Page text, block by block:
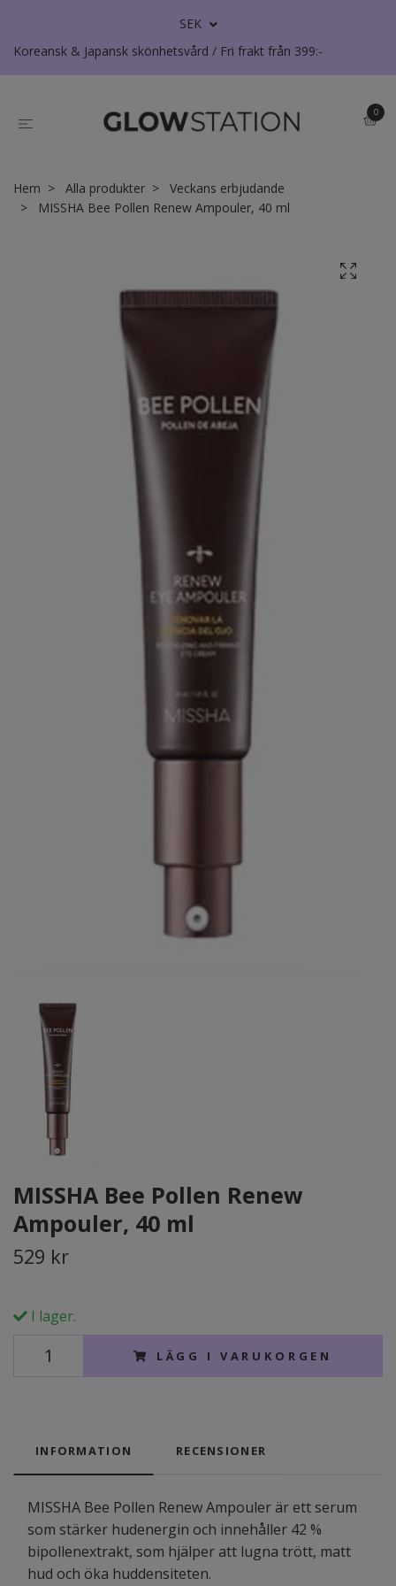
SEK
Koreansk & Japansk skönhetsvård / Fri frakt från 399:-
0
Hem Alla produkter
Veckans erbjudande
MISSHA Bee Pollen Renew Ampouler, 40 ml
MISSHA Bee Pollen Renew
Ampouler, 40 ml
529 kr
I lager.
LÄGG I VARUKORGEN
INFORMATION RECENSIONER
MISSHA Bee Pollen Renew Ampouler är ett serum
som stärker hudenergin och innehåller 42 %
bipollenextrakt, som hjälper att lugna trött, matt
hud och öka huddensiteten.